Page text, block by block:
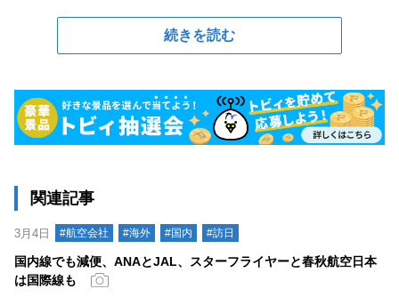
続きを読む
関連記事
3月4日 #航空会社 #海外 #国内 #訪日
国内線でも減便、ANAとJAL、スターフライヤーと春秋航空日本
は国際線も